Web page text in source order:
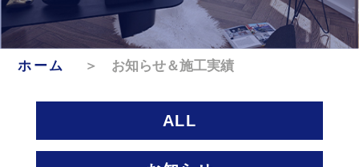
ホーム ＞ お知らせ＆施工実績
ALL